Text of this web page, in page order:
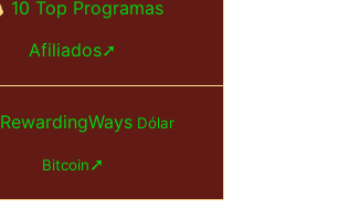
10 Top Programas
Afiliados➚
RewardingWaysDólar
Bitcoin➚